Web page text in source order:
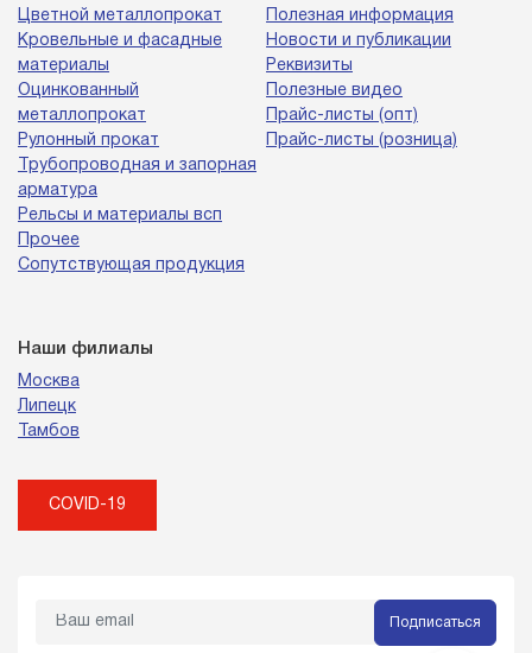
Цветной металлопрокат
Кровельные и фасадные
материалы
Оцинкованный
металлопрокат
Рулонный прокат
Трубопроводная и запорная
арматура
Рельсы и материалы всп
Прочее
Сопутствующая продукция
Полезная информация
Новости и публикации
Реквизиты
Полезные видео
Прайс-листы (опт)
Прайс-листы (розница)
Наши филиалы
Москва
Липецк
Тамбов
COVID-19
Подписаться